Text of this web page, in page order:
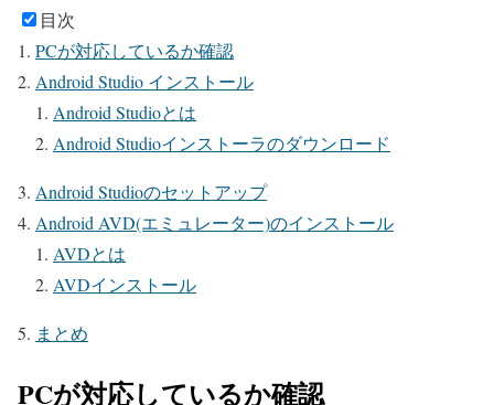
目次
PCが対応しているか確認
Android Studio インストール
Android Studioとは
Android Studioインストーラのダウンロード
Android Studioのセットアップ
Android AVD(エミュレーター)のインストール
AVDとは
AVDインストール
まとめ
PCが対応しているか確認